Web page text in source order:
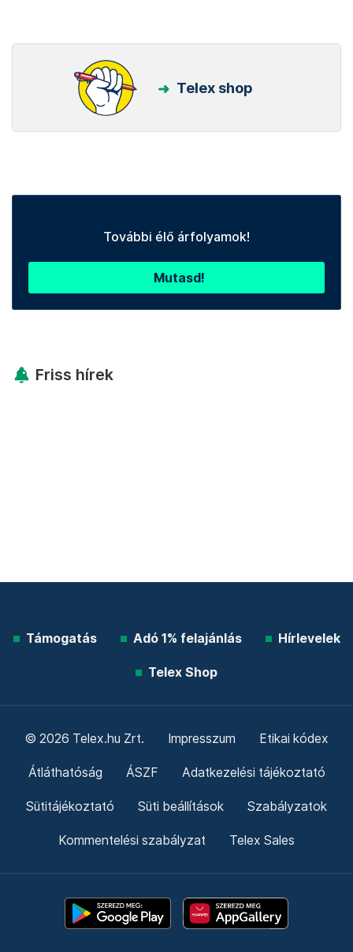
Telex shop
További élő árfolyamok!
Mutasd!
Friss hírek
Támogatás Adó 1% felajánlás Hírlevelek
Telex Shop
© 2026 Telex.hu Zrt. Impresszum Etikai kódex
Átláthatóság ÁSZF Adatkezelési tájékoztató
Sütitájékoztató Süti beállítások Szabályzatok
Kommentelési szabályzat Telex Sales